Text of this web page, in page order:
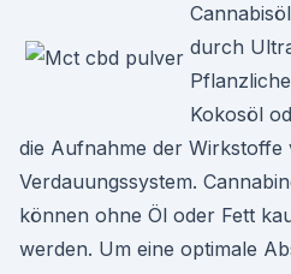
durch
Kokosöl
die Aufnahme der Wirkstoffe
Verdauungssystem.
können ohne Öl oder Fett
werden. Um eine optimale